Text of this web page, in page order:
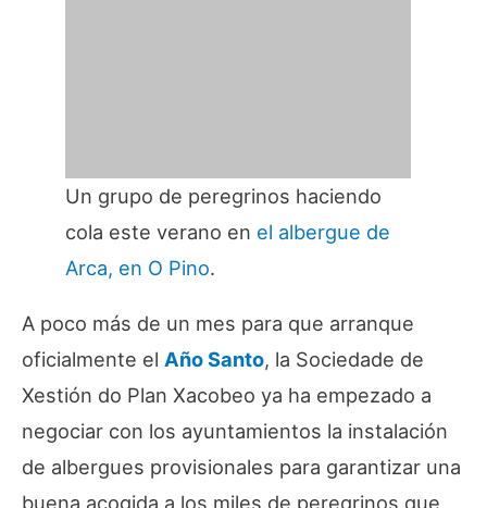
Un grupo de peregrinos haciendo
cola este verano en el albergue de
Arca, en O Pino.
A poco más de un mes para que arranque
oficialmente el Año Santo, la Sociedade de
Xestión do Plan Xacobeo ya ha empezado a
negociar con los ayuntamientos la instalación
de albergues provisionales para garantizar una
buena acogida a los miles de peregrinos que